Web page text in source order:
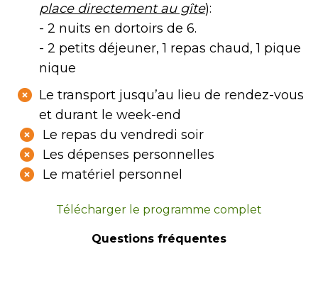
place directement au gîte):
- 2 nuits en dortoirs de 6.
- 2 petits déjeuner, 1 repas chaud, 1 pique
nique
Le transport jusqu’au lieu de rendez-vous
et durant le week-end
Le repas du vendredi soir
Les dépenses personnelles
Le matériel personnel
Télécharger le programme complet
Questions fréquentes